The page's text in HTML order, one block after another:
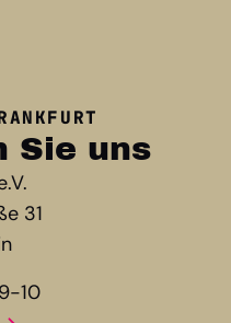
Sie uns
31
10